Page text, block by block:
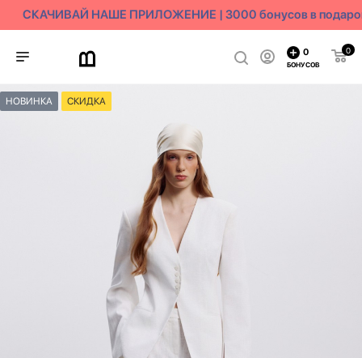
СКАЧИВАЙ НАШЕ ПРИЛОЖЕНИЕ | 3000 бонусов в подарок
0
0
БОНУСОВ
НОВИНКА СКИДКА